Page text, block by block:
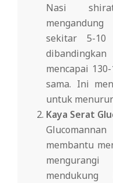
Nasi
sekitar 5-
mencapai
sama. Ini
untuk
Kaya Serat
membantu
mendukung